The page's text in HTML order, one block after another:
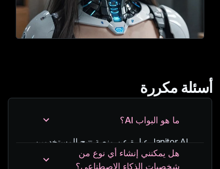
أسئلة مكررة
ما هو البواب AI؟
Janitor AI عبارة عن منصة تتيح للمستخدمين
إنشاء شخصيات الذكاء الاصطناعي وتخصيصها
هل يمكنني إنشاء أي نوع من
شخصيات الذكاء الاصطناعي؟